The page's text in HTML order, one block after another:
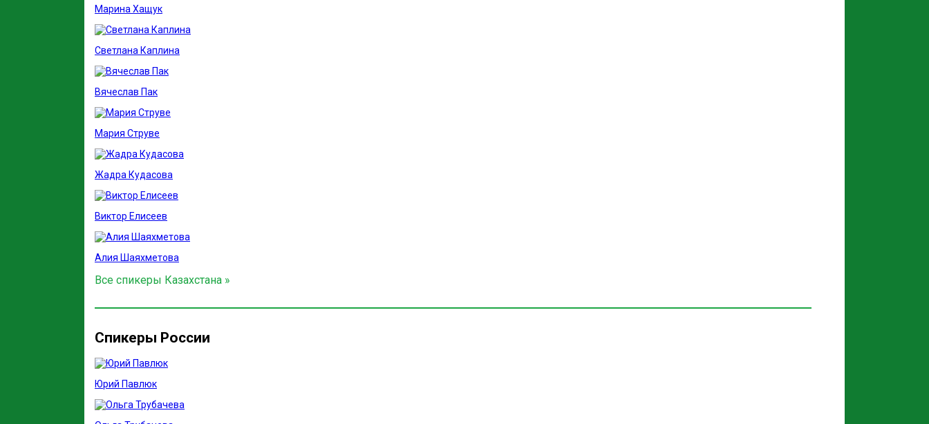
Марина Хащук
Светлана Каплина
Вячеслав Пак
Мария Струве
Жадра Кудасова
Виктор Елисеев
Алия Шаяхметова
Все спикеры Казахстана »
Спикеры России
Юрий Павлюк